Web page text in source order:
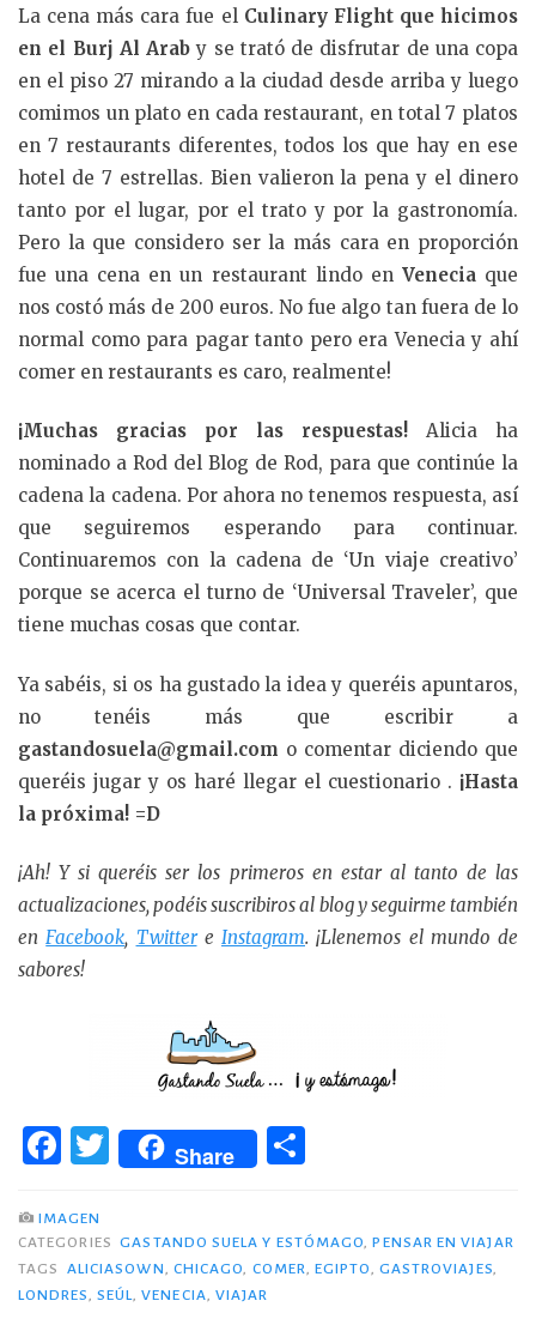
La cena más cara fue el Culinary Flight que hicimos
en el Burj Al Arab y se trató de disfrutar de una copa
en el piso 27 mirando a la ciudad desde arriba y luego
comimos un plato en cada restaurant, en total 7 platos
en 7 restaurants diferentes, todos los que hay en ese
hotel de 7 estrellas. Bien valieron la pena y el dinero
tanto por el lugar, por el trato y por la gastronomía.
Pero la que considero ser la más cara en proporción
fue una cena en un restaurant lindo en Veneciaque
nos costó más de 200 euros. No fue algo tan fuera de lo
normal como para pagar tanto pero era Venecia y ahí
comer en restaurants es caro, realmente!
¡Muchas gracias por las respuestas! Alicia ha
nominado a Rod del Blog de Rod, para que continúe la
cadena la cadena. Por ahora no tenemos respuesta, así
que seguiremos esperando para continuar.
Continuaremos con la cadena de ‘Un viaje creativo’
porque se acerca el turno de ‘Universal Traveler’, que
tiene muchas cosas que contar.
Ya sabéis, si os ha gustado la idea y queréis apuntaros,
no tenéis más que escribir a
gastandosuela@gmail.com o comentar diciendo que
queréis jugar y os haré llegar el cuestionario . ¡Hasta
la próxima! =D
¡Ah! Y si queréis ser los primeros en estar al tanto de las
actualizaciones, podéis suscribiros al blog y seguirme también
enFacebook, Twittere Instagram. ¡Llenemos el mundo de
sabores!
F
c
e
b
T
w
te
r
Share
m
p
IMAGEN
CATEGORIES GASTANDO SUELA Y ESTÓMAGO,PENSAR EN VIAJAR
TAGS
ALICIASOWN, CHICAGO, COMER,EGIPTO, GASTROVIAJES,
LONDRES, SEÚL,VENECIA, VIAJAR